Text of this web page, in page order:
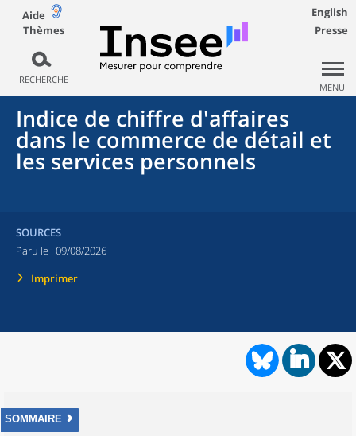
Aide
Thèmes
RECHERCHE
English
Presse
MENU
Indice de chiffre d'affaires
dans le commerce de détail et
les services personnels
SOURCES
Paru le : 09/08/2026
Imprimer
SOMMAIRE